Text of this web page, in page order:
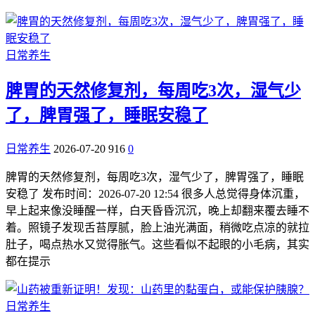
日常养生
脾胃的天然修复剂，每周吃3次，湿气少
了，脾胃强了，睡眠安稳了
日常养生 2026-07-20 916 0
脾胃的天然修复剂，每周吃3次，湿气少了，脾胃强了，睡眠
安稳了 发布时间：2026-07-20 12:54 很多人总觉得身体沉重，
早上起来像没睡醒一样，白天昏昏沉沉，晚上却翻来覆去睡不
着。照镜子发现舌苔厚腻，脸上油光满面，稍微吃点凉的就拉
肚子，喝点热水又觉得胀气。这些看似不起眼的小毛病，其实
都在提示
日常养生